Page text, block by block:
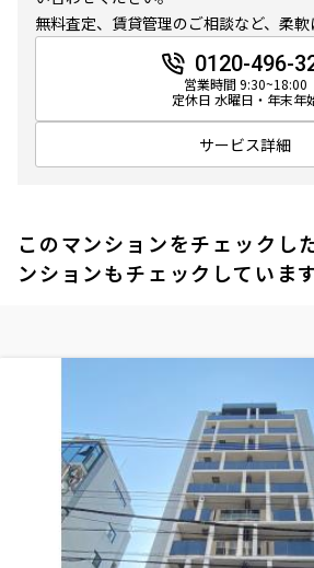
無料査定、賃貸管理のご相談など、柔軟
0120-496-
営業時間 9:30~18:00
定休日 水曜日・年末年
サービス詳細
このマンションをチェックし
ンションもチェックしています